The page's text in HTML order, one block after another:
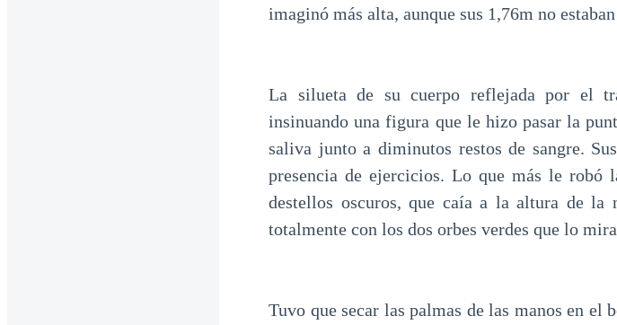
imaginó más alta, aunque sus 1,76m no
La silueta de su cuerpo reflejada por el
insinuando una figura que le hizo pasar la
saliva junto a diminutos restos de sangre.
presencia de ejercicios. Lo que más le
destellos oscuros, que caía a la altura de la
totalmente con los dos orbes verdes que lo
Tuvo que secar las palmas de las manos en